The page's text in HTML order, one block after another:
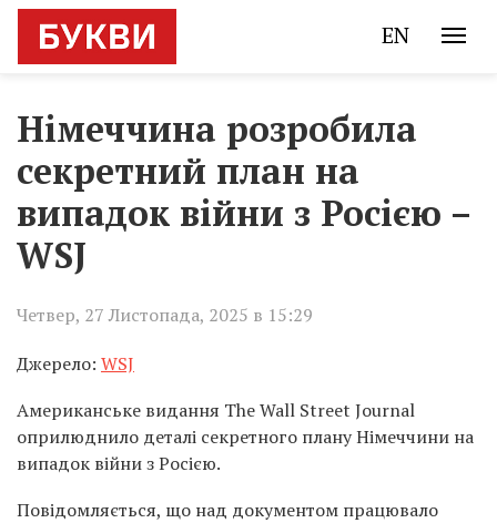
EN
Німеччина розробила
секретний план на
випадок війни з Росією –
WSJ
Четвер, 27 Листопада, 2025 в 15:29
Джерело: WSJ
Американське видання The Wall Street Journal
оприлюднило деталі секретного плану Німеччини на
випадок війни з Росією.
Повідомляється, що над документом працювало